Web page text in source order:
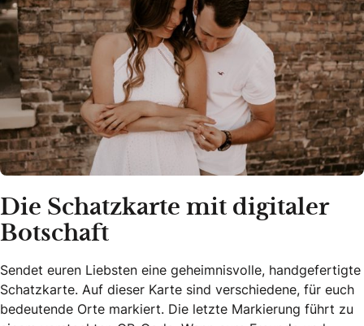
Die Schatzkarte mit digitaler
Botschaft
Sendet euren Liebsten eine geheimnisvolle, handgefertigte
Schatzkarte. Auf dieser Karte sind verschiedene, für euch
bedeutende Orte markiert. Die letzte Markierung führt zu